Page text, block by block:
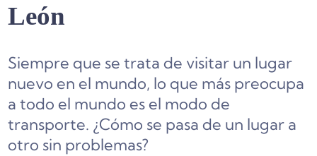
León
Siempre que se trata de visitar un lugar
nuevo en el mundo, lo que más preocupa
a todo el mundo es el modo de
transporte. ¿Cómo se pasa de un lugar a
otro sin problemas?